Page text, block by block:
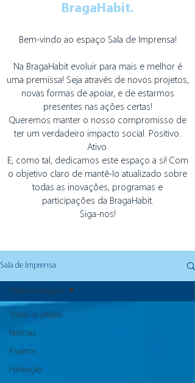
BragaHabit.
Bem-vindo ao espaço Sala de Imprensa!
Na BragaHabit evoluir para mais e melhor é
uma premissa! Seja através de novos projetos,
novas formas de apoiar, e de estarmos
presentes nas ações certas!
Queremos manter o nosso compromisso de
ter um verdadeiro impacto social. Positivo.
Ativo.
E, como tal, dedicamos este espaço a si! Com
o objetivo claro de mantê-lo atualizado sobre
todas as inovações, programas e
participações da BragaHabit.
Siga-nos!
Sala de Imprensa
Todos os artigos
Notícias
Projetos
Habitação
Todos os artigos